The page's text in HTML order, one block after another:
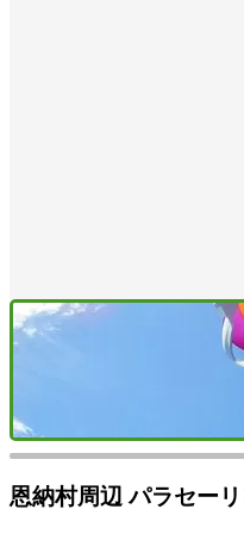
恩納村周辺 パラセー